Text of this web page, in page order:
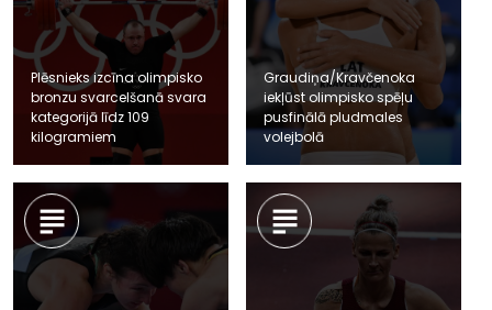
Plēsnieks izcīna olimpisko
bronzu svarcelšanā svara
kategorijā līdz 109
kilogramiem
Graudiņa/Kravčenoka
iekļūst olimpisko spēļu
pusfinālā pludmales
volejbolā